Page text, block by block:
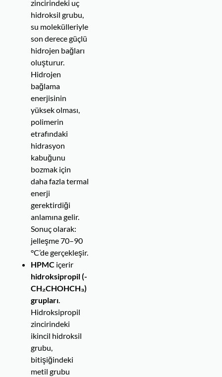
zincirindeki uç
hidroksil grubu,
su molekülleriyle
son derece güçlü
hidrojen bağları
oluşturur.
Hidrojen
bağlama
enerjisinin
yüksek olması,
polimerin
etrafındaki
hidrasyon
kabuğunu
bozmak için
daha fazla termal
enerji
gerektirdiği
anlamına gelir.
Sonuç olarak:
jelleşme 70–90
°C’de gerçekleşir.
HPMC içerir
hidroksipropil (-
CH₂CHOHCH₃)
grupları.
Hidroksipropil
zincirindeki
ikincil hidroksil
grubu,
bitişiğindeki
metil grubu